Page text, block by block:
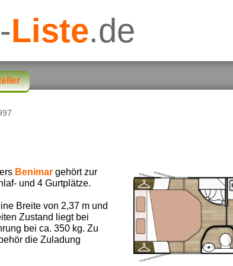
-Liste.de
Benimargehört zur
und 4 Gurtplätze.
Breite von 2,37 m und
Zustand liegt bei
bei ca. 350 kg. Zu
die Zuladung